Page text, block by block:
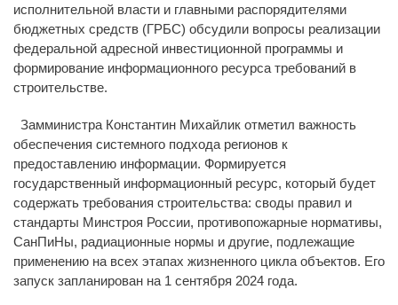
исполнительной власти и главными распорядителями
бюджетных средств (ГРБС) обсудили вопросы реализации
федеральной адресной инвестиционной программы и
формирование информационного ресурса требований в
строительстве.
Замминистра Константин Михайлик отметил важность
обеспечения системного подхода регионов к
предоставлению информации. Формируется
государственный информационный ресурс, который будет
содержать требования строительства: своды правил и
стандарты Минстроя России, противопожарные нормативы,
СанПиНы, радиационные нормы и другие, подлежащие
применению на всех этапах жизненного цикла объектов. Его
запуск запланирован на 1 сентября 2024 года.